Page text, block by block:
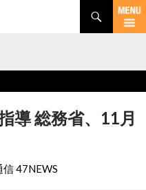
導 総務省、11月
信 47NEWS